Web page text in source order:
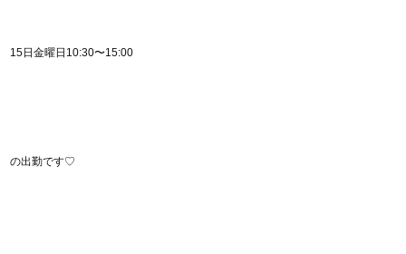
15日金曜日10:30〜15:00
の出勤です♡